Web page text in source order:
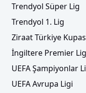
Trendyol Süper Lig
Trendyol 1. Lig
Ziraat Türkiye
İngiltere Premier
UEFA Şampiyonlar
UEFA Avrupa Ligi